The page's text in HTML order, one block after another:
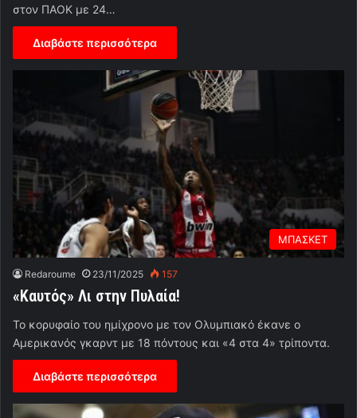
στον ΠΑΟΚ με 24…
Διαβάστε περισσότερα
ΜΠΑΣΚΕΤ
Redaroume 23/11/2025 157
«Καυτός» Λι στην Πυλαία!
Το κορυφαίο του ημίχρονο με τον Ολυμπιακό έκανε ο
Αμερικανός γκαρντ με 18 πόντους και «4 στα 4» τρίποντα.
Διαβάστε περισσότερα